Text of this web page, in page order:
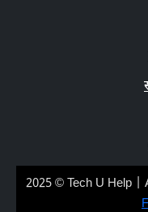
2025 © Tech U Help |